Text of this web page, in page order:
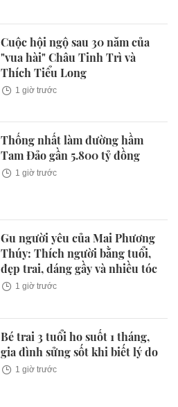
Cuộc hội ngộ sau 30 năm của
"vua hài" Châu Tinh Trì và
Thích Tiểu Long
1 giờ trước
Thống nhất làm đường hầm
Tam Đảo gần 5.800 tỷ đồng
1 giờ trước
Gu người yêu của Mai Phương
Thúy: Thích người bằng tuổi,
đẹp trai, dáng gầy và nhiều tóc
1 giờ trước
Bé trai 3 tuổi ho suốt 1 tháng,
gia đình sửng sốt khi biết lý do
1 giờ trước